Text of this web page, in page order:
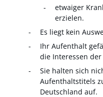
etwaiger
erzielen.
Es liegt kein
Ihr Aufenthalt
die Interessen
Sie halten sich
Aufenthaltstitels
Deutschland auf.